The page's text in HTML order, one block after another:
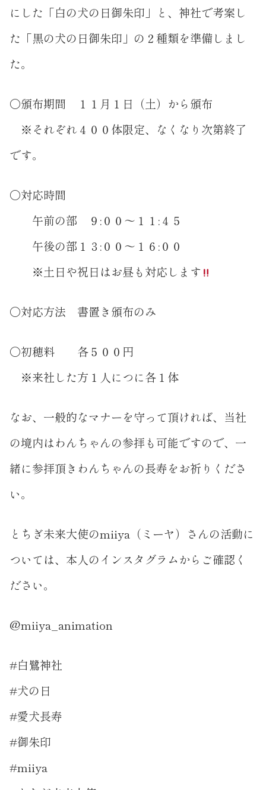
にした「白の犬の日御朱印」と、神社で考案し
た「黒の犬の日御朱印」の２種類を準備しまし
た。
〇頒布期間 １１月１日（土）から頒布
※それぞれ４００体限定、なくなり次第終了
です。
〇対応時間
午前の部 ９:００〜１１:４５
午後の部１３:００〜１６:００
※土日や祝日はお昼も対応します
〇対応方法 書置き頒布のみ
〇初穂料 各５００円
※来社した方１人につに各１体
なお、一般的なマナーを守って頂ければ、当社
の境内はわんちゃんの参拝も可能ですので、一
緒に参拝頂きわんちゃんの長寿をお祈りくださ
い。
とちぎ未来大使のmiiya（ミーヤ）さんの活動に
ついては、本人のインスタグラムからご確認く
ださい。
@miiya_animation
#白鷺神社
#犬の日
#愛犬長寿
#御朱印
#miiya